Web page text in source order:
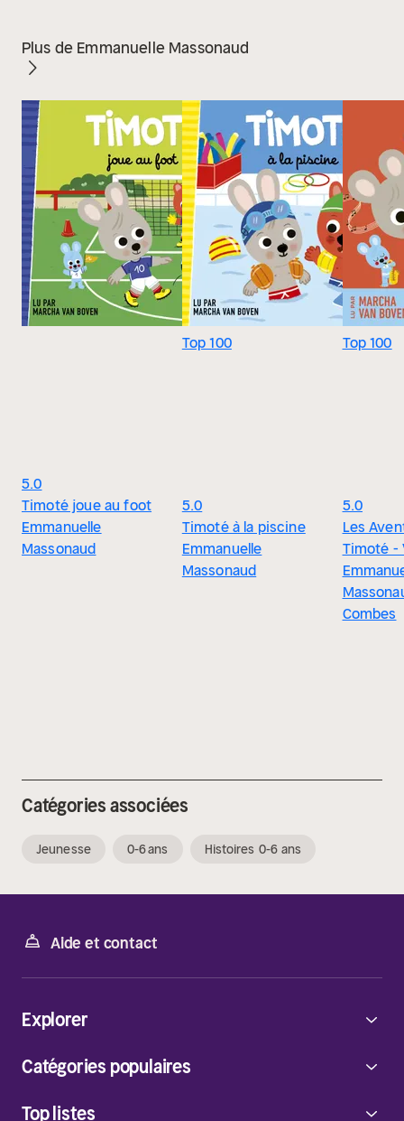
Plus de Emmanuelle Massonaud
5.0
Timoté joue au foot
Emmanuelle
Massonaud
Top 100
5.0
Timoté à la piscine
Emmanuelle
Massonaud
Top 100
5.0
Les
Timoté -
Combes
Catégories associées
Jeunesse 0-6 ans Histoires 0-6 ans
Aide et contact
Explorer
Catégories populaires
Top listes